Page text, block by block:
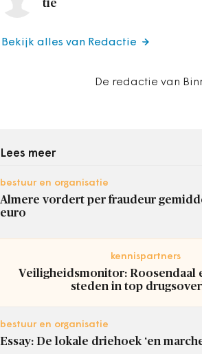
tie
De redactie van
Bekijk alles van Redactie
Lees meer
bestuur en organisatie
Almere vordert per fraudeur
euro
kennispartners
Veiligheidsmonitor: Roosendaal
steden in top
bestuur en organisatie
Essay: De lokale driehoek ‘en